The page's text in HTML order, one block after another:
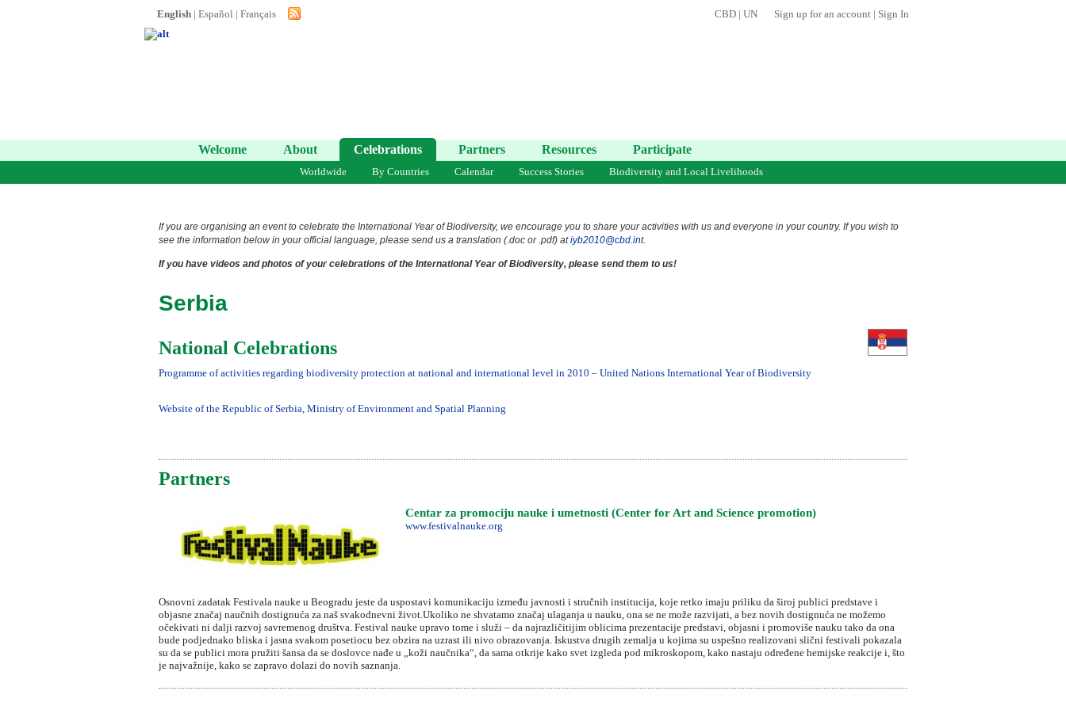
English | Español | Français Sign up for an account | Sign In
CBD | UN
Welcome About Celebrations Partners Resources Participate
Worldwide By Countries Calendar Success Stories Biodiversity and Local Livelihoods
If you are organising an event to celebrate the International Year of Biodiversity, we encourage you to share your activities with us and everyone in your country. If you wish to
see the information below in your official language, please send us a translation (.doc or .pdf) atiyb2010@cbd.int.
If you have videos and photos of your celebrations of the International Year of Biodiversity, please send them to us!
Serbia
National Celebrations
Programme of activities regarding biodiversity protection at national and international level in 2010 – United Nations International Year of Biodiversity
Website of the Republic of Serbia, Ministry of Environment and Spatial Planning
Partners
Centar za promociju nauke i umetnosti (Center for Art and Science promotion)
www.festivalnauke.org
Osnovni zadatak Festivala nauke u Beogradu jeste da uspostavi komunikaciju između javnosti i stručnih institucija, koje retko imaju priliku da široj publici predstave i
objasne značaj naučnih dostignuća za naš svakodnevni život.Ukoliko ne shvatamo značaj ulaganja u nauku, ona se ne može razvijati, a bez novih dostignuća ne možemo
očekivati ni dalji razvoj savremenog društva. Festival nauke upravo tome i služi – da najrazličitijim oblicima prezentacije predstavi, objasni i promoviše nauku tako da ona
bude podjednako bliska i jasna svakom posetiocu bez obzira na uzrast ili nivo obrazovanja. Iskustva drugih zemalja u kojima su uspešno realizovani slični festivali pokazala
su da se publici mora pružiti šansa da se doslovce nađe u „koži naučnika“, da sama otkrije kako svet izgleda pod mikroskopom, kako nastaju određene hemijske reakcije i, što
je najvažnije, kako se zapravo dolazi do novih saznanja.